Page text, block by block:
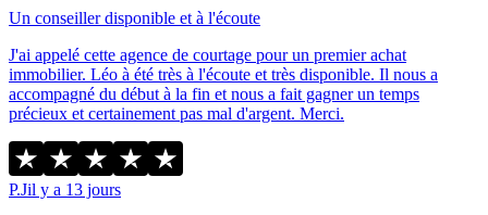
Un conseiller disponible et à l'écoute
J'ai appelé cette agence de courtage pour un premier achat
immobilier. Léo à été très à l'écoute et très disponible. Il nous a
accompagné du début à la fin et nous a fait gagner un temps
précieux et certainement pas mal d'argent. Merci.
P.Jil y a 13 jours